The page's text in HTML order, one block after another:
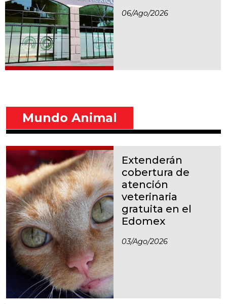
06/ago/2026
Mundo Animal
Extenderán
cobertura de
atención
veterinaria
gratuita en el
Edomex
03/ago/2026